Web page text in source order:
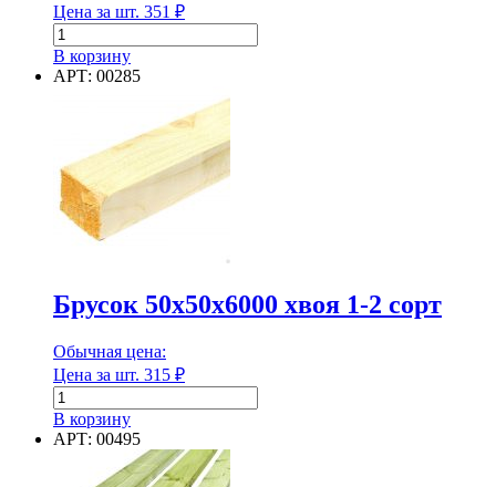
Единица измерения
Единица измерения
Форма
Группа горючести
Группа горючести
Класс эмиссии
Цена за шт. 351 ₽
Количество
товара
Брусок
строганый
хвоя
"АВ"
В корзину
АРТ: 00285
Брусок 50х50х6000 хвоя 1-2 сорт
Обычная цена:
Цена за шт. 315 ₽
Количество
товара
Брусок
50х50х6000
В корзину
АРТ: 00495